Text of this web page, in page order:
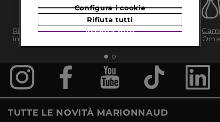
Ritiro in negozio
in 2H
Consegna Gratuita
da 35€​ in 24/48H
TUTTE LE NOVITÀ MARIONNAUD
Configura i cookie
Rifiuta tutti
Accetta tutti